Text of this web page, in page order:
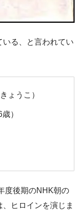
る、と言われてい
うこ）
）
度後期のNHK朝の
ヒロインを演じま